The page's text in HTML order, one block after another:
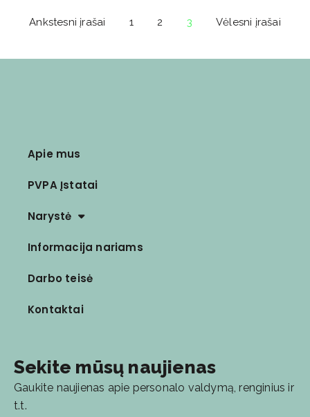
Ankstesni įrašai 1 2 3 Vėlesni įrašai
Apie mus
PVPA Įstatai
Narystė
Informacija nariams
Darbo teisė
Kontaktai
Sekite mūsų naujienas
Gaukite naujienas apie personalo valdymą, renginius ir
t.t.